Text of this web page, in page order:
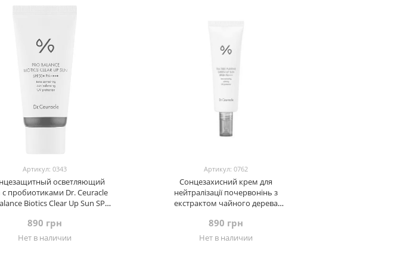
Артикул: 0343
осветляющий
пробиотиками Dr. Ceuracle
Biotics Clear Up Sun SPF
890 грн
Нет в наличии
Артикул: 0762
Сонцезахисний крем для
нейтралізації почервонінь з
екстрактом чайного дерева
Up Sun SPF 50+ PA++++, 50 мл
890 грн
Нет в наличии